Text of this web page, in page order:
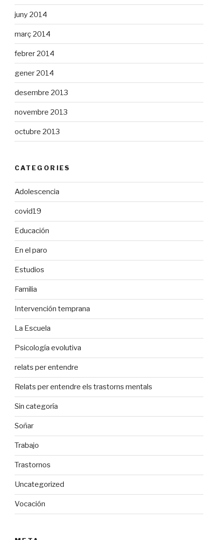
juny 2014
març 2014
febrer 2014
gener 2014
desembre 2013
novembre 2013
octubre 2013
CATEGORIES
Adolescencia
covid19
Educación
En el paro
Estudios
Familia
Intervención temprana
La Escuela
Psicología evolutiva
relats per entendre
Relats per entendre els trastorns mentals
Sin categoría
Soñar
Trabajo
Trastornos
Uncategorized
Vocación